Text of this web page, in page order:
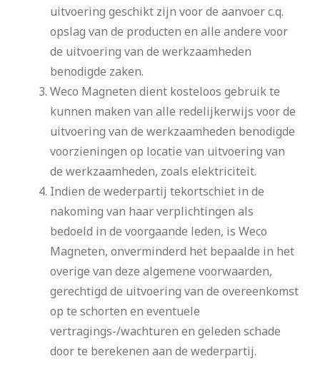
uitvoering geschikt zijn voor de aanvoer c.q.
opslag van de producten en alle andere voor
de uitvoering van de werkzaamheden
benodigde zaken.
Weco Magneten dient kosteloos gebruik te
kunnen maken van alle redelijkerwijs voor de
uitvoering van de werkzaamheden benodigde
voorzieningen op locatie van uitvoering van
de werkzaamheden, zoals elektriciteit.
Indien de wederpartij tekortschiet in de
nakoming van haar verplichtingen als
bedoeld in de voorgaande leden, is Weco
Magneten, onverminderd het bepaalde in het
overige van deze algemene voorwaarden,
gerechtigd de uitvoering van de overeenkomst
op te schorten en eventuele
vertragings-/wachturen en geleden schade
door te berekenen aan de wederpartij.